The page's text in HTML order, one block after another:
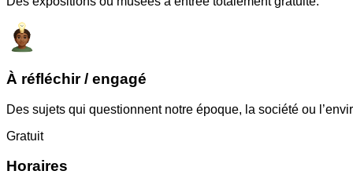
À réfléchir / engagé
Des sujets qui questionnent notre époque, la société ou
Gratuit
Horaires